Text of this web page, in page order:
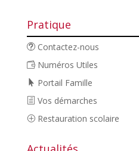
Pratique
Contactez-nous
Numéros Utiles
Portail Famille
Vos démarches
Restauration scolaire